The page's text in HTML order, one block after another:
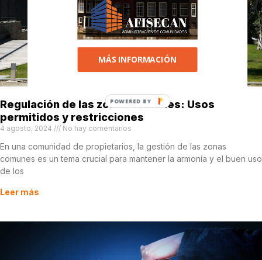
Regulación de las zonas comunes: Usos
permitidos y restricciones
4 agosto, 2024 No hay comentarios
En una comunidad de propietarios, la gestión de las zonas
comunes es un tema crucial para mantener la armonía y el buen uso
de los
Leer más
MÁS INFORMACIÓN
POWERED
BY